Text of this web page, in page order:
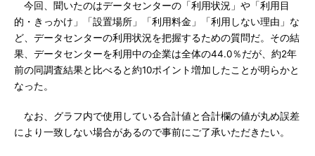
今回、聞いたのはデータセンターの「利用状況」や「利用目
的・きっかけ」「設置場所」「利用料金」「利用しない理由」な
ど、データセンターの利用状況を把握するための質問だ。その結
果、データセンターを利用中の企業は全体の44.0％だが、約2年
前の同調査結果と比べると約10ポイント増加したことが明らかと
なった。
なお、グラフ内で使用している合計値と合計欄の値が丸め誤差
により一致しない場合があるので事前にご了承いただきたい。